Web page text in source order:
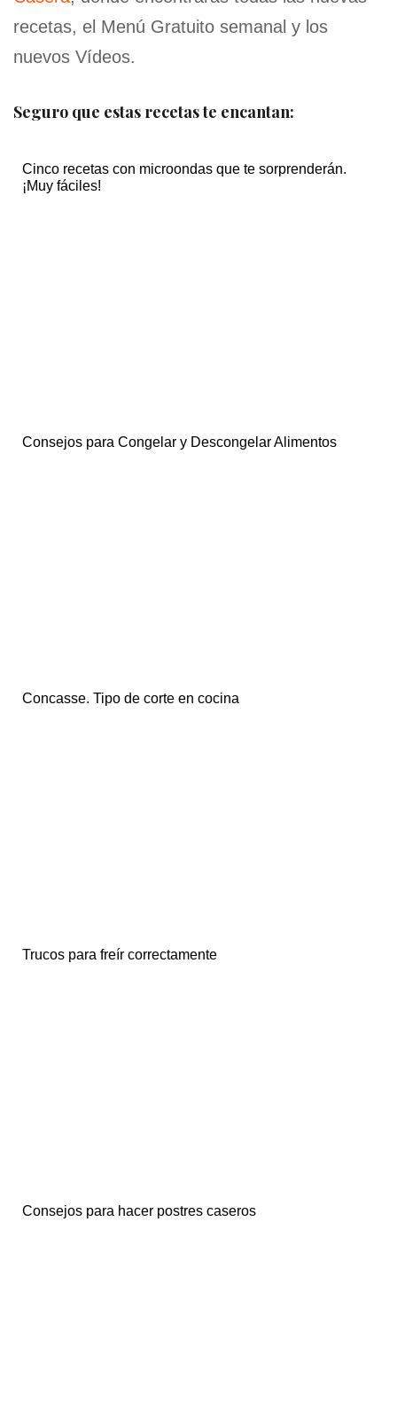
recetas, el Menú Gratuito semanal y los
nuevos Vídeos.
Seguro que estas recetas te encantan:
Cinco recetas con microondas que te sorprenderán.
¡Muy fáciles!
Consejos para Congelar y Descongelar Alimentos
Concasse. Tipo de corte en cocina
Trucos para freír correctamente
Consejos para hacer postres caseros